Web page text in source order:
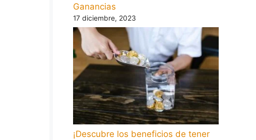
Ganancias
17 diciembre, 2023
¡Descubre los beneficios de tener